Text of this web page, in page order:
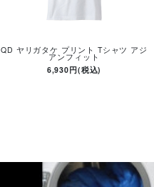
QD ヤリガタケ プリント Tシャツ アジ
アンフィット
6,930円(税込)